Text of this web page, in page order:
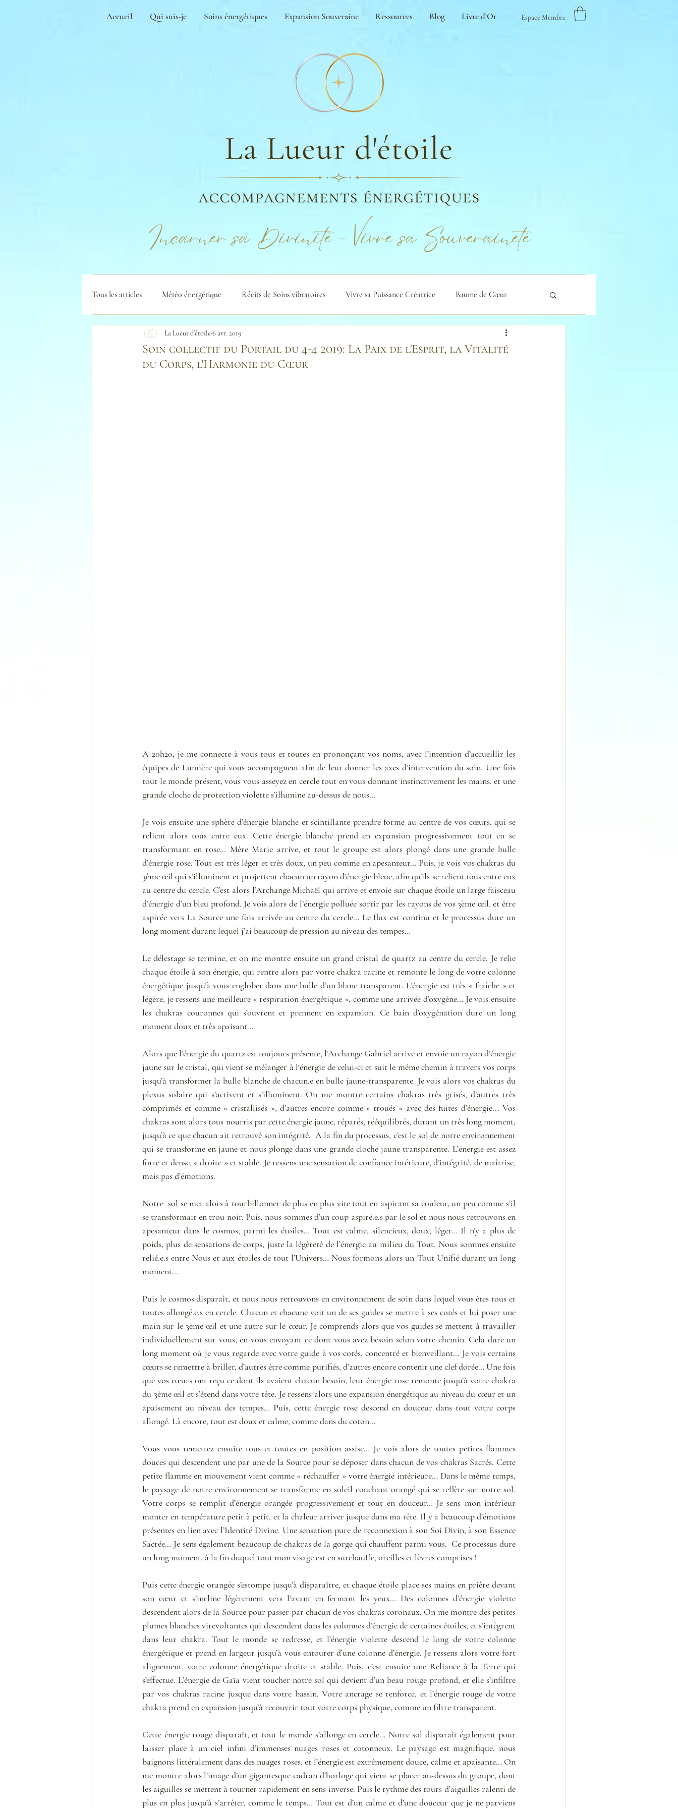
Accueil Qui suis-je Soins énergétiques Expansion Souveraine Ressources Blog Livre d'Or Espace Membre
Incarner sa Divinité - Vivre sa Souveraineté
Tous les articles Météo énergétique Récits de Soins vibratoires Vivre sa Puissance Créatrice Baume de Cœur
Soin collectif du Portail du 4-4 2019: La Paix de l'Esprit, la Vitalité
du Corps, l'Harmonie du Cœur
La Lueur d'étoile 6 avr. 2019
A 20h20, je me connecte à vous tous et toutes en prononçant vos noms, avec l’intention d’accueillir les
équipes de Lumière qui vous accompagnent afin de leur donner les axes d’intervention du soin. Une fois
tout le monde présent, vous vous asseyez en cercle tout en vous donnant instinctivement les mains, et une
grande cloche de protection violette s’illumine au-dessus de nous…
Je vois ensuite une sphère d’énergie blanche et scintillante prendre forme au centre de vos cœurs, qui se
relient alors tous entre eux. Cette énergie blanche prend en expansion progressivement tout en se
transformant en rose… Mère Marie arrive, et tout le groupe est alors plongé dans une grande bulle
d’énergie rose. Tout est très léger et très doux, un peu comme en apesanteur… Puis, je vois vos chakras du
3ème œil qui s’illuminent et projettent chacun un rayon d’énergie bleue, afin qu’ils se relient tous entre eux
au centre du cercle. C’est alors l’Archange Michaël qui arrive et envoie sur chaque étoile un large faisceau
d’énergie d’un bleu profond. Je vois alors de l’énergie polluée sortir par les rayons de vos 3ème œil, et être
aspirée vers La Source une fois arrivée au centre du cercle… Le flux est continu et le processus dure un
long moment durant lequel j’ai beaucoup de pression au niveau des tempes…
Le délestage se termine, et on me montre ensuite un grand cristal de quartz au centre du cercle. Je relie
chaque étoile à son énergie, qui rentre alors par votre chakra racine et remonte le long de votre colonne
énergétique jusqu’à vous englober dans une bulle d’un blanc transparent. L’énergie est très « fraîche » et
légère, je ressens une meilleure « respiration énergétique », comme une arrivée d’oxygène… Je vois ensuite
les chakras couronnes qui s’ouvrent et prennent en expansion. Ce bain d’oxygénation dure un long
moment doux et très apaisant…
Alors que l’énergie du quartz est toujours présente, l’Archange Gabriel arrive et envoie un rayon d’énergie
jaune sur le cristal, qui vient se mélanger à l‘énergie de celui-ci et suit le même chemin à travers vos corps
jusqu’à transformer la bulle blanche de chacun.e en bulle jaune-transparente. Je vois alors vos chakras du
plexus solaire qui s’activent et s’illuminent. On me montre certains chakras très grisés, d’autres très
comprimés et comme « cristallisés », d’autres encore comme « troués » avec des fuites d’énergie... Vos
chakras sont alors tous nourris par cette énergie jaune, réparés, rééquilibrés, durant un très long moment,
jusqu’à ce que chacun ait retrouvé son intégrité.  A la fin du processus, c’est le sol de notre environnement
qui se transforme en jaune et nous plonge dans une grande cloche jaune transparente. L’énergie est assez
forte et dense, « droite » et stable. Je ressens une sensation de confiance intérieure, d’intégrité, de maîtrise,
mais pas d’émotions.
Notre  sol se met alors à tourbillonner de plus en plus vite tout en aspirant sa couleur, un peu comme s’il
se transformait en trou noir. Puis, nous sommes d’un coup aspiré.e.s par le sol et nous nous retrouvons en
apesanteur dans le cosmos, parmi les étoiles… Tout est calme, silencieux, doux, léger… Il n’y a plus de
poids, plus de sensations de corps, juste la légèreté de l’énergie au milieu du Tout. Nous sommes ensuite
relié.e.s entre Nous et aux étoiles de tout l’Univers… Nous formons alors un Tout Unifié durant un long
moment…
Puis le cosmos disparaît, et nous nous retrouvons en environnement de soin dans lequel vous êtes tous et
toutes allongé.e.s en cercle. Chacun et chacune voit un de ses guides se mettre à ses cotés et lui poser une
main sur le 3ème œil et une autre sur le cœur. Je comprends alors que vos guides se mettent à travailler
individuellement sur vous, en vous envoyant ce dont vous avez besoin selon votre chemin. Cela dure un
long moment où je vous regarde avec votre guide à vos cotés, concentré et bienveillant… Je vois certains
cœurs se remettre à briller, d’autres être comme purifiés, d’autres encore contenir une clef dorée… Une fois
que vos cœurs ont reçu ce dont ils avaient chacun besoin, leur énergie rose remonte jusqu’à votre chakra
du 3ème œil et s’étend dans votre tête. Je ressens alors une expansion énergétique au niveau du cœur et un
apaisement au niveau des tempes… Puis, cette énergie rose descend en douceur dans tout votre corps
allongé. Là encore, tout est doux et calme, comme dans du coton…
Vous vous remettez ensuite tous et toutes en position assise… Je vois alors de toutes petites flammes
douces qui descendent une par une de la Source pour se déposer dans chacun de vos chakras Sacrés. Cette
petite flamme en mouvement vient comme « réchauffer » votre énergie intérieure… Dans le même temps,
le paysage de notre environnement se transforme en soleil couchant orangé qui se reflète sur notre sol.
Votre corps se remplit d’énergie orangée progressivement et tout en douceur… Je sens mon intérieur
monter en température petit à petit, et la chaleur arriver jusque dans ma tête. Il y a beaucoup d’émotions
présentes en lien avec l’Identité Divine. Une sensation pure de reconnexion à son Soi Divin, à son Essence
Sacrée… Je sens également beaucoup de chakras de la gorge qui chauffent parmi vous.  Ce processus dure
un long moment, à la fin duquel tout mon visage est en surchauffe, oreilles et lèvres comprises !
Puis cette énergie orangée s’estompe jusqu’à disparaître, et chaque étoile place ses mains en prière devant
son cœur et s’incline légèrement vers l’avant en fermant les yeux… Des colonnes d’énergie violette
descendent alors de la Source pour passer par chacun de vos chakras coronaux. On me montre des petites
plumes blanches virevoltantes qui descendent dans les colonnes d’énergie de certaines étoiles, et s’intègrent
dans leur chakra. Tout le monde se redresse, et l’énergie violette descend le long de votre colonne
énergétique et prend en largeur jusqu’à vous entourer d’une colonne d’énergie. Je ressens alors votre fort
alignement, votre colonne énergétique droite et stable. Puis, c’est ensuite une Reliance à la Terre qui
s’effectue. L’énergie de Gaïa vient toucher notre sol qui devient d’un beau rouge profond, et elle s’infiltre
par vos chakras racine jusque dans votre bassin. Votre ancrage se renforce, et l’énergie rouge de votre
chakra prend en expansion jusqu’à recouvrir tout votre corps physique, comme un filtre transparent.
Cette énergie rouge disparaît, et tout le monde s’allonge en cercle… Notre sol disparaît également pour
laisser place à un ciel infini d’immenses nuages roses et cotonneux. Le paysage est magnifique, nous
baignons littéralement dans des nuages roses, et l’énergie est extrêmement douce, calme et apaisante… On
me montre alors l’image d’un gigantesque cadran d’horloge qui vient se placer au-dessus du groupe, dont
les aiguilles se mettent à tourner rapidement en sens inverse. Puis le rythme des tours d’aiguilles ralenti de
plus en plus jusqu’à s’arrêter, comme le temps… Tout est d’un calme et d’une douceur que je ne parviens